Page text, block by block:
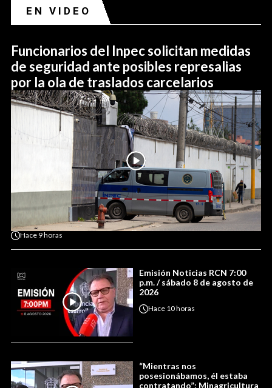
EN VIDEO
Funcionarios del Inpec solicitan medidas
de seguridad ante posibles represalias
por la ola de traslados carcelarios
Hace 9 horas
Emisión Noticias RCN 7:00
p.m. / sábado 8 de agosto de
2026
Hace 10 horas
“Mientras nos
posesionábamos, él estaba
contratando”: Minagricultura